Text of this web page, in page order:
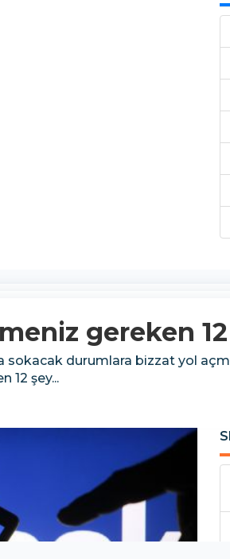
gereken
sokacak durumlara bizzat yol
12 şey...